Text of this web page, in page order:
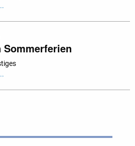
Sommerferien